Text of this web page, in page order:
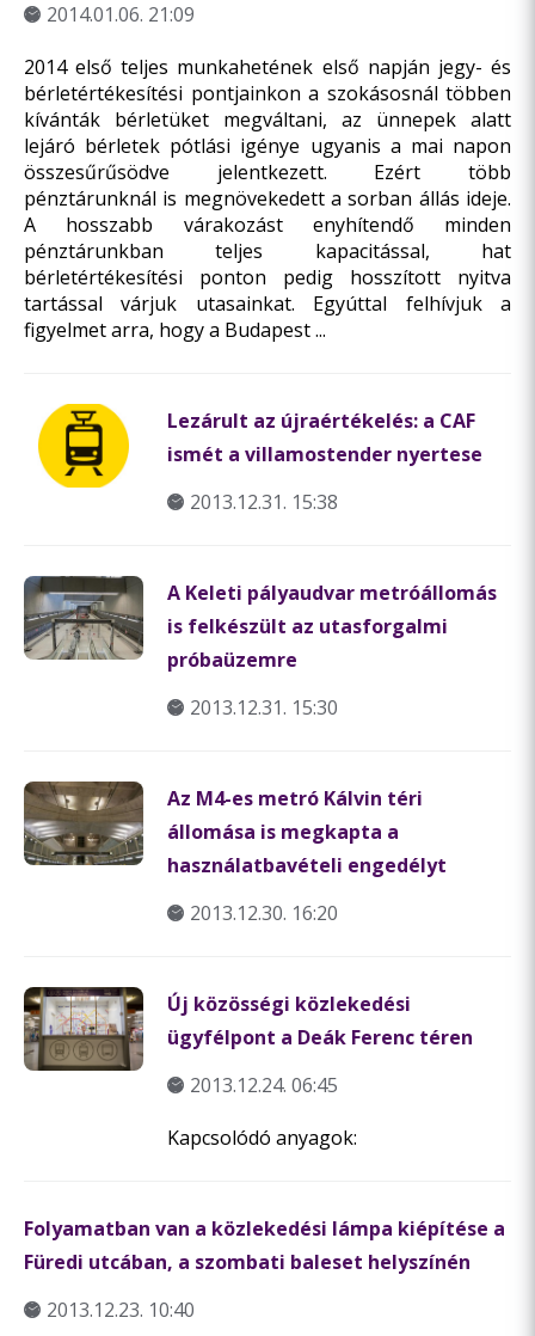
2014.01.06. 21:09
2014 első teljes munkahetének első napján jegy- és
bérletértékesítési pontjainkon a szokásosnál többen
kívánták bérletüket megváltani, az ünnepek alatt
lejáró bérletek pótlási igénye ugyanis a mai napon
összesűrűsödve jelentkezett. Ezért több
pénztárunknál is megnövekedett a sorban állás ideje.
A hosszabb várakozást enyhítendő minden
pénztárunkban teljes kapacitással, hat
bérletértékesítési ponton pedig hosszított nyitva
tartással várjuk utasainkat. Egyúttal felhívjuk a
figyelmet arra, hogy a Budapest ...
Lezárult az újraértékelés: a CAF
ismét a villamostender nyertese
2013.12.31. 15:38
A Keleti pályaudvar metróállomás
is felkészült az utasforgalmi
próbaüzemre
2013.12.31. 15:30
Az M4-es metró Kálvin téri
állomása is megkapta a
használatbavételi engedélyt
2013.12.30. 16:20
Új közösségi közlekedési
ügyfélpont a Deák Ferenc téren
2013.12.24. 06:45
Kapcsolódó anyagok:
Folyamatban van a közlekedési lámpa kiépítése a
Füredi utcában, a szombati baleset helyszínén
2013.12.23. 10:40